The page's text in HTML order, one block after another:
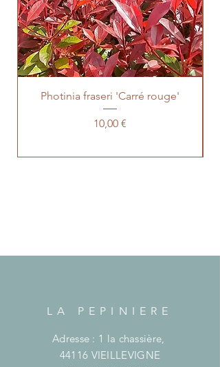
Photinia fraseri 'Carré rouge'
Prix
10,00 €
LA PEPINIERE
Adresse : 1 la chassière,
44116 VIEILLEVIGNE